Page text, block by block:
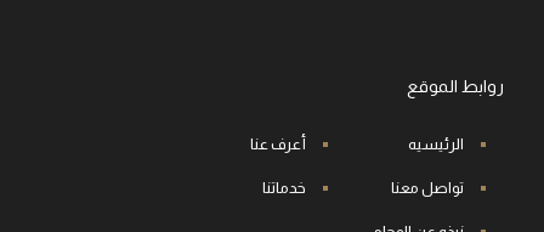
روابط الموقع
الرئيسيه أعرف عنا
تواصل معنا خدماتنا